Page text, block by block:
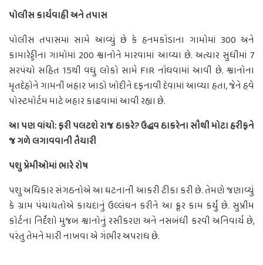
પોલીસ કાર્યવાહી અને તપાસ
પોલીસ તપાસમાં સામે આવ્યું છે કે હનમકોંડાના ગામોમાં 300 અને
કામારેડ્ડીના ગામોમાં 200 શ્વાનોને મારવામાં આવ્યા છે. અત્યાર સુધીમાં 7
સરપંચો સહિત 15થી વધુ લોકો સામે FIR નોંધવામાં આવી છે. શ્વાનોના
મૃતદેહોને ગામની બહાર ખાડો ખોદીને દફનાવી દેવામાં આવ્યા હતા, જેને હવે
પોસ્ટમોર્ટમ માટે બહાર કાઢવામાં આવી રહ્યા છે.
આ પણ વાંચો: ફરી પલટશે રાજ ઠાકરે? ઉદ્ધવ ઠાકરેના સૌથી મોટા હરીફને
જ ગળે લગાવવાની તૈયારી
પશુ પ્રેમીઓમાં ભારે રોષ
પશુ અધિકાર સંગઠનોએ આ ઘટનાની આકરી ટીકા કરી છે. તેમણે જણાવ્યું
કે ગ્રામ પંચાયતોએ કાયદાનું ઉલ્લંઘન કરીને આ ક્રૂર કામ કર્યું છે. સુપ્રીમ
કોર્ટના નિર્દેશો મુજબ શ્વાનોનું રસીકરણ અને નસબંધી કરવી અનિવાર્ય છે,
પરંતુ તેમને મારી નાખવા એ ગંભીર અપરાધ છે.